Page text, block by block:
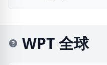
WPT 全球